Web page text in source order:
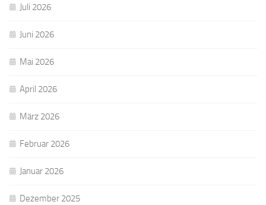
Juli 2026
Juni 2026
Mai 2026
April 2026
März 2026
Februar 2026
Januar 2026
Dezember 2025